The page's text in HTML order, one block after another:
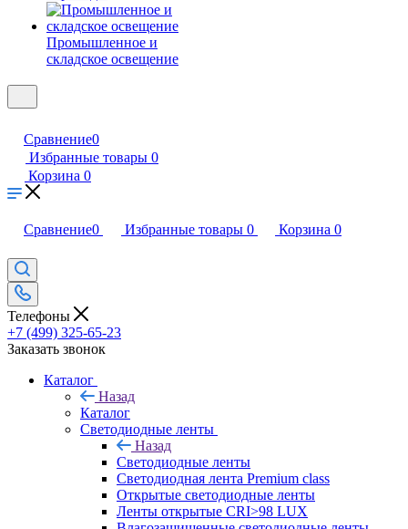
Промышленное и
складское освещение
Сравнение0
Избранные товары 0
Корзина 0
Сравнение0 Избранные товары 0 Корзина 0
Телефоны
+7 (499) 325-65-23
Заказать звонок
Каталог
Назад
Каталог
Светодиодные ленты
Назад
Светодиодные ленты
Светодиодная лента Premium class
Открытые светодиодные ленты
Ленты открытые CRI>98 LUX